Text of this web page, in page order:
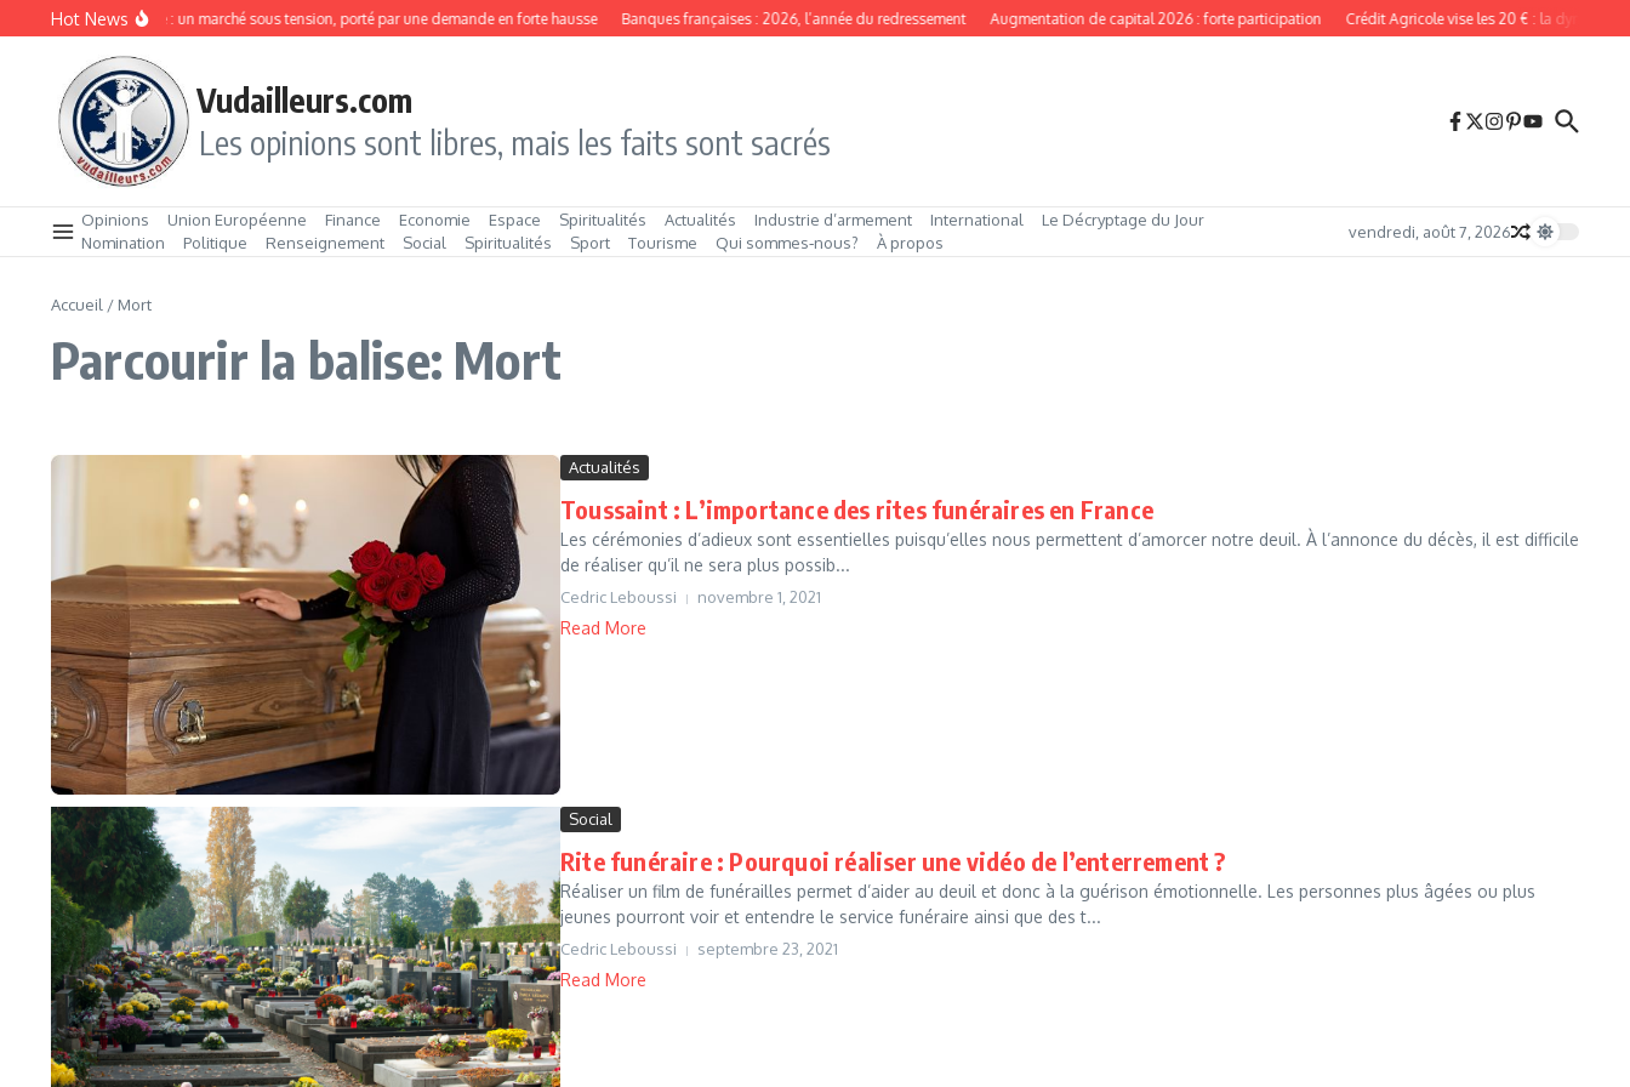
Aller au contenu
Hot News
Sardines en boîte : un marché sous tension, porté par une demande en forte hausse Banques françaises : 2026, l’année du redressement Augmentation de capital 2026 : forte participation Crédit Agricole vise les 20 € : la dynamique
Vudailleurs.com
Les opinions sont libres, mais les faits sont sacrés
Opinions Union Européenne Finance Economie Espace Spiritualités Actualités Industrie d’armement International
Le Décryptage du Jour
Nomination
Politique Renseignement Social Spiritualités Sport Tourisme Qui sommes‑nous? À propos
vendredi, août 7, 2026
Accueil / Mort
Parcourir la balise: Mort
Actualités
Toussaint : L’importance des rites funéraires en France
Les cérémonies d’adieux sont essentielles puisqu’elles nous permettent d’amorcer notre deuil. À l’annonce du décès, il est difficile
de réaliser qu’il ne sera plus possib...
Cedric Leboussi novembre 1, 2021
Read More
Social
Rite funéraire : Pourquoi réaliser une vidéo de l’enterrement ?
Réaliser un film de funérailles permet d’aider au deuil et donc à la guérison émotionnelle. Les personnes plus âgées ou plus
jeunes pourront voir et entendre le service funéraire ainsi que des t...
Cedric Leboussi septembre 23, 2021
Read More